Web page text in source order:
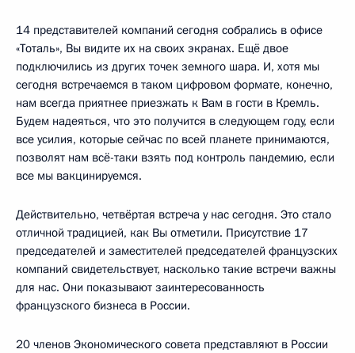
14 представителей компаний сегодня собрались в офисе
«Тоталь», Вы видите их на своих экранах. Ещё двое
подключились из других точек земного шара. И, хотя мы
сегодня встречаемся в таком цифровом формате, конечно,
нам всегда приятнее приезжать к Вам в гости в Кремль.
Будем надеяться, что это получится в следующем году, если
все усилия, которые сейчас по всей планете принимаются,
позволят нам всё-таки взять под контроль пандемию, если
все мы вакцинируемся.
Действительно, четвёртая встреча у нас сегодня. Это стало
отличной традицией, как Вы отметили. Присутствие 17
председателей и заместителей председателей французских
компаний свидетельствует, насколько такие встречи важны
для нас. Они показывают заинтересованность
французского бизнеса в России.
20 членов Экономического совета представляют в России